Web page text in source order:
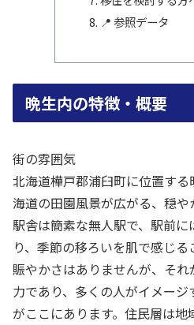
📍 参照データ
晩生内の特徴・概要
街の雰囲気
北海道樺戸郡浦臼町に位置す
海道の田園風景が広がる、穏や
駅舎は簡素な無人駅で、駅前
り、季節の移ろいを肌で感じ
賑やかさはありませんが、そ
力であり、多くの人がイメー
がここにあります。住民層は